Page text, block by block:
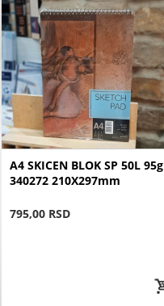
A4 SKICEN BLOK SP 50L 95g
340272 210X297mm
795,00 RSD